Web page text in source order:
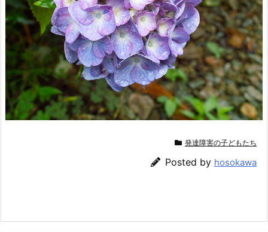
発達障害の子どもたち
Posted by hosokawa